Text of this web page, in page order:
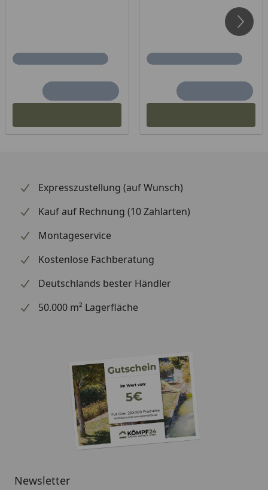
Expresszustellung (auf Wunsch)
Kauf auf Rechnung (10 Zahlarten)
Montageservice
Kostenlose Fachberatung
Deutschlands bester Händler
50.000 m² Lagerfläche
Newsletter